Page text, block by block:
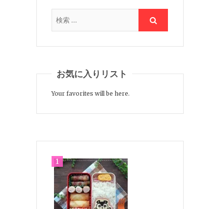
お気に入りリスト
Your favorites will be here.